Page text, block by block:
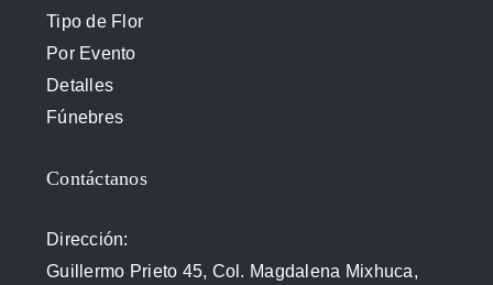
Tipo de Flor
Por Evento
Detalles
Fúnebres
Contáctanos
Dirección:
Guillermo Prieto 45, Col. Magdalena Mixhuca,